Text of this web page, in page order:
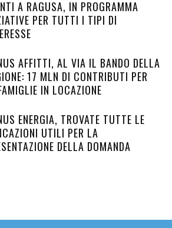
A RAGUSA, IN PROGRAMMA
PER TUTTI I TIPI DI
AFFITTI, AL VIA IL BANDO DELLA
17 MLN DI CONTRIBUTI PER
IN LOCAZIONE
ENERGIA, TROVATE TUTTE LE
UTILI PER LA
DELLA DOMANDA